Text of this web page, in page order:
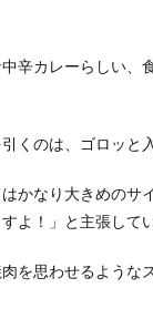
辛カレーらしい、
くのは、ゴロッと
かなり大きめのサ
よ！」と主張して
を思わせるような